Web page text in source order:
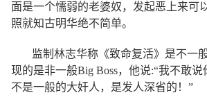
面是一个懦弱的老婆奴，发起恶上来可
照就知古明华绝不简单。
监制林志华称《致命复活》是不一
现的是非一般Big Boss，他说:“我不敢
不是一般的大奸人，是发人深省的！”